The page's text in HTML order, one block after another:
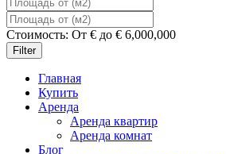
Стоимость: От € до € 6,000,000
Filter
Главная
Купить
Аренда
Аренда квартир
Аренда комнат
Блог